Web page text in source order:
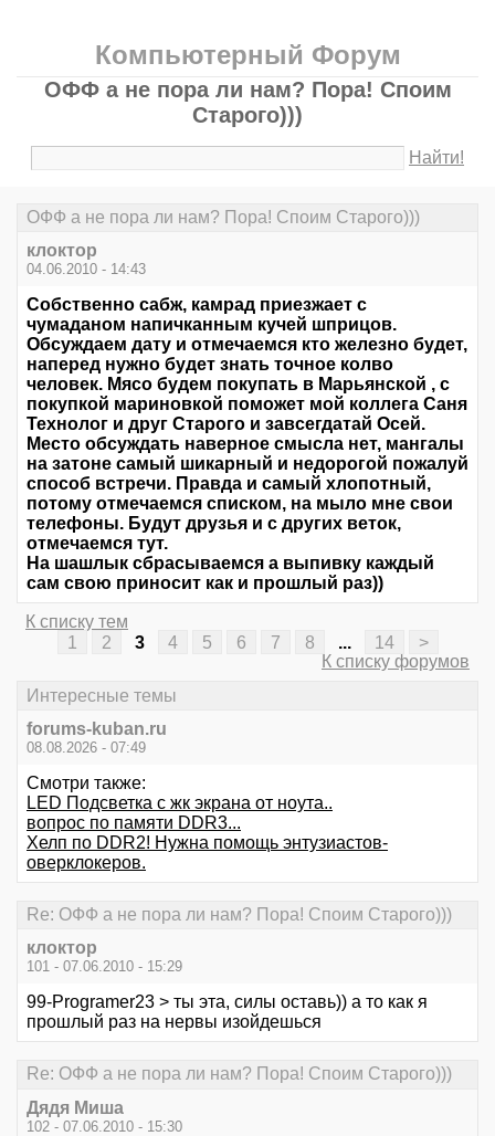
Компьютерный Форум
ОФФ а не пора ли нам? Пора! Споим
Старого)))
Найти!
ОФФ а не пора ли нам? Пора! Споим Старого)))
клоктор
04.06.2010 - 14:43
Собственно сабж, камрад приезжает с
чумаданом напичканным кучей шприцов.
Обсуждаем дату и отмечаемся кто железно будет,
наперед нужно будет знать точное колво
человек. Мясо будем покупать в Марьянской , с
покупкой мариновкой поможет мой коллега Саня
Технолог и друг Старого и завсегдатай Осей.
Место обсуждать наверное смысла нет, мангалы
на затоне самый шикарный и недорогой пожалуй
способ встречи. Правда и самый хлопотный,
потому отмечаемся списком, на мыло мне свои
телефоны. Будут друзья и с других веток,
отмечаемся тут.
На шашлык сбрасываемся а выпивку каждый
сам свою приносит как и прошлый раз))
К списку тем
1
2 3 4 5 6 7 8 14
>
К списку форумов
Интересные темы
forums-kuban.ru
08.08.2026 - 07:49
Смотри также:
LED Подсветка с жк экрана от ноута..
вопрос по памяти DDR3...
Хелп по DDR2! Нужна помощь энтузиастов-
оверклокеров.
Re: ОФФ а не пора ли нам? Пора! Споим Старого)))
клоктор
101 - 07.06.2010 - 15:29
99-Programer23 > ты эта, силы оставь)) а то как я
прошлый раз на нервы изойдешься
Re: ОФФ а не пора ли нам? Пора! Споим Старого)))
Дядя Миша
102 - 07.06.2010 - 15:30